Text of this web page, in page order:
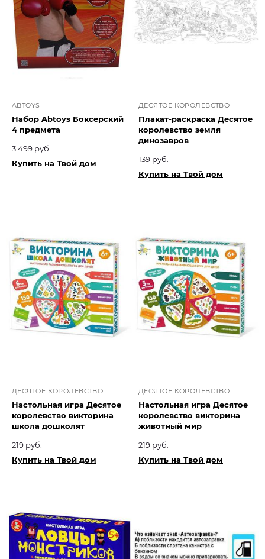
ABTOYS
Набор Abtoys Боксерский
4 предмета
3 499 руб.
Купить на Твой дом
ДЕСЯТОЕ КОРОЛЕВСТВО
Плакат-раскраска Десятое
королевство земля
динозавров
139 руб.
Купить на Твой дом
ДЕСЯТОЕ КОРОЛЕВСТВО
Настольная игра Десятое
королевство викторина
школа дошколят
219 руб.
Купить на Твой дом
ДЕСЯТОЕ КОРОЛЕВСТВО
Настольная игра Десятое
королевство викторина
животный мир
219 руб.
Купить на Твой дом